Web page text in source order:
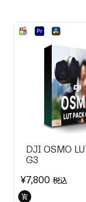
DJI OSMO
G3
¥7,800 税込